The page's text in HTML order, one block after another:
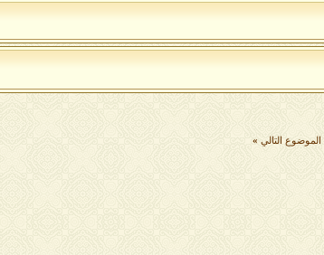
الموضوع التالي »